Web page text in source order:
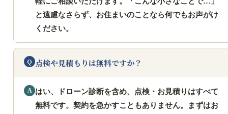
と遠慮なさらず、お住まいのことなら何でもお声がけ
ください。
点検や見積もりは無料ですか？
はい、ドローン診断を含め、点検・お見積りはすべて
無料です。契約を急かすこともありません。まずはお